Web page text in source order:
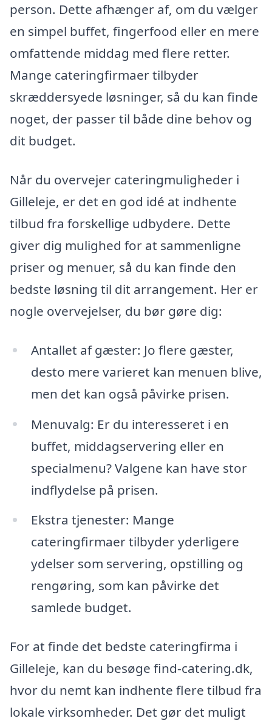
person. Dette afhænger af, om du vælger
en simpel buffet, fingerfood eller en mere
omfattende middag med flere retter.
Mange cateringfirmaer tilbyder
skræddersyede løsninger, så du kan finde
noget, der passer til både dine behov og
dit budget.
Når du overvejer cateringmuligheder i
Gilleleje, er det en god idé at indhente
tilbud fra forskellige udbydere. Dette
giver dig mulighed for at sammenligne
priser og menuer, så du kan finde den
bedste løsning til dit arrangement. Her er
nogle overvejelser, du bør gøre dig:
Antallet af gæster: Jo flere gæster,
desto mere varieret kan menuen blive,
men det kan også påvirke prisen.
Menuvalg: Er du interesseret i en
buffet, middagservering eller en
specialmenu? Valgene kan have stor
indflydelse på prisen.
Ekstra tjenester: Mange
cateringfirmaer tilbyder yderligere
ydelser som servering, opstilling og
rengøring, som kan påvirke det
samlede budget.
For at finde det bedste cateringfirma i
Gilleleje, kan du besøge find-catering.dk,
hvor du nemt kan indhente flere tilbud fra
lokale virksomheder. Det gør det muligt